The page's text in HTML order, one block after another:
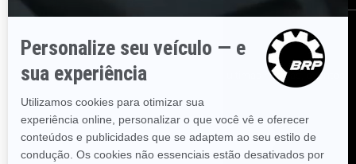
ASSINE
Inscreva-se em nossos e-mails.
Receba as últimas notícias, eventos
ASSINE